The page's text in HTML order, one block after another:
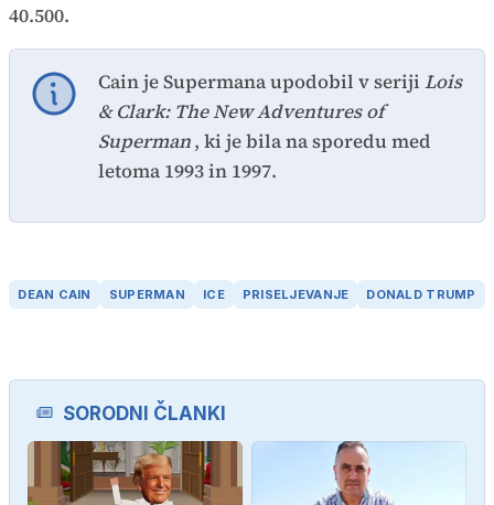
40.500.
Cain je Supermana upodobil v seriji Lois
& Clark: The New Adventures of
Superman, ki je bila na sporedu med
letoma 1993 in 1997.
DEAN CAIN SUPERMAN ICE PRISELJEVANJE DONALD TRUMP
SORODNI ČLANKI